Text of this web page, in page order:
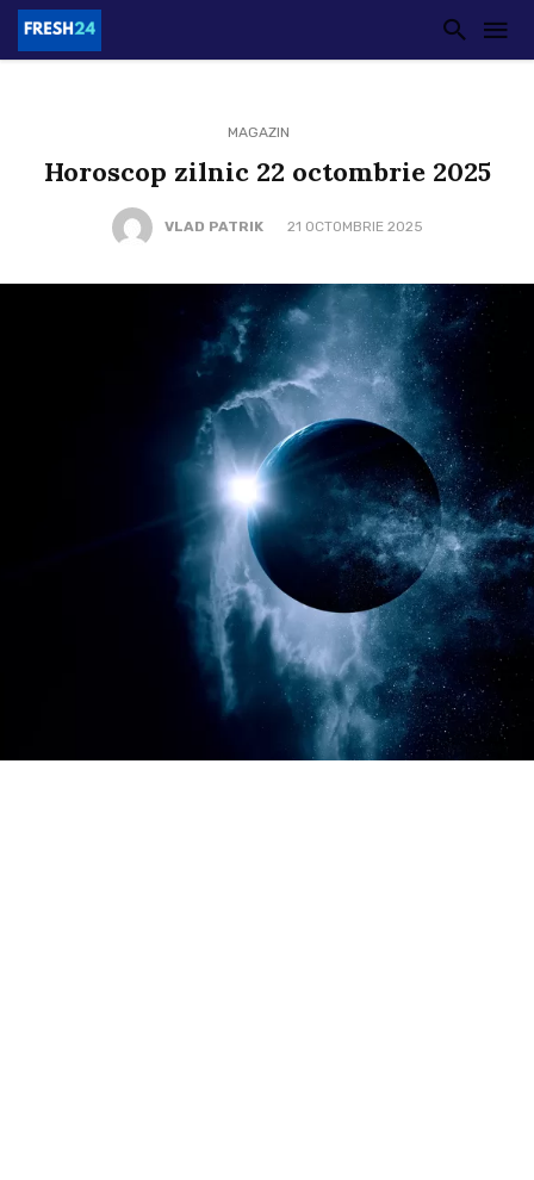
MAGAZIN
Horoscop zilnic 22 octombrie 2025
VLAD PATRIK 21 OCTOMBRIE 2025